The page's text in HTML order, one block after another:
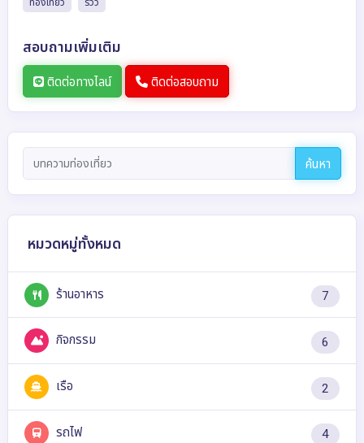
ท่องเที่ยว รีวิว
สอบถามเพิ่มเติม
ติดต่อทางไลน์ ติดต่อสอบถาม
ค้นหา
หมวดหมู่ทั้งหมด
ร้านอาหาร 7
กิจกรรม 6
เรือ 2
รถไฟ 4